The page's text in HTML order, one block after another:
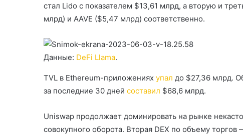
стал Lido с показателем $13,61 млрд, а вторую и
млрд) и AAVE ($5,47 млрд) соответственно.
Данные: DeFi Llama.
TVL в Ethereum-приложениях упал до $27,36 млрд.
за последние 30 дней составил $68,6 млрд.
Uniswap продолжает доминировать на рынке
совокупного оборота. Вторая DEX по объему